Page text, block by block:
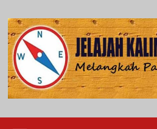
to
content